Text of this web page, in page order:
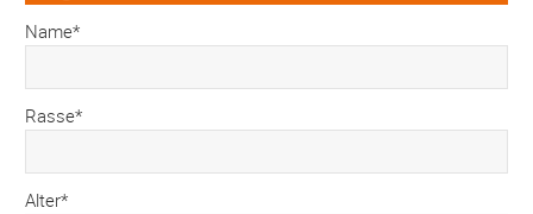
Name*
Rasse*
Alter*